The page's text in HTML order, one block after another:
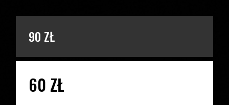
90 ZŁ
60 ZŁ
PODAJ KWOTĘ